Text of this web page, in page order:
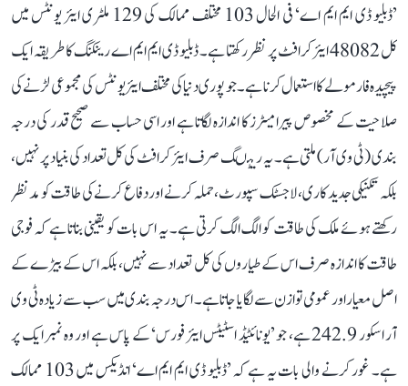
’ڈبلیو ڈی ایم ایم اے‘ فی الحال 103 مختلف ممالک کی 129 ملٹری ایئر یونٹس میں
کل 48082 ایئر کرافٹ پر نظر رکھتا ہے۔ ڈبلیو ڈی ایم ایم اے رینکنگ کا طریقہ ایک
پیچیدہ فارمولے کا استعمال کرنا ہے۔ جو پوری دنیا کی مختلف ایئر یونٹس کی مجموعی لڑنے کی
صلاحیت کے مخصوص پیرامیٹرز کا اندازہ لگاتا ہے اور اسی حساب سے صحیح قدر کی درجہ
بندی (ٹی وی آر) ملتی ہے۔ یہ ریٹںگ صرف ایئر کرافٹ کی کل تعداد کی بنیاد پر نہیں،
بلکہ تکنیکی جدید کاری، لاجسٹک سپورٹ، حملہ کرنے اور دفاع کرنے کی طاقت کو مدنظر
رکھتے ہوئے ملک کی طاقت کو الگ الگ کرتی ہے۔ یہ اس بات کو یقینی بناتا ہے کہ فوجی
طاقت کا اندازہ صرف اس کے طیاروں کی کل تعداد سے نہیں، بلکہ اس کے بیڑے کے
اصل معیار اور عمومی توازن سے لگایا جاتا ہے۔ اس درجہ بندی میں سب سے زیادہ ٹی وی
آر اسکور 242.9 ہے، جو ’یونائٹیڈ اسٹیٹس ایئر فورس‘ کے پاس ہے اور وہ نمبر ایک پر
ہے۔ غور کرنے والی بات یہ ہے کہ ’ڈبلیو ڈی ایم ایم اے‘ انڈیکس میں 103 ممالک